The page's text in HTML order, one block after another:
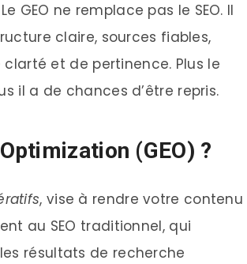
GEO ne remplace pas le SEO. Il
claire, sources fiables,
clarté et de pertinence. Plus le
il a de chances d’être repris.
(GEO) ?
, vise à rendre votre contenu
au SEO traditionnel, qui
résultats de recherche